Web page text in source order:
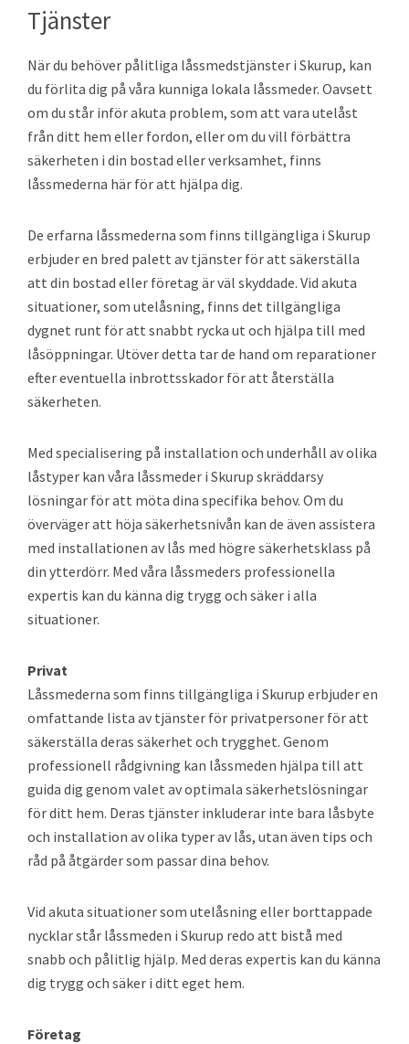
Tjänster
När du behöver pålitliga låssmedstjänster i Skurup, kan
du förlita dig på våra kunniga lokala låssmeder. Oavsett
om du står inför akuta problem, som att vara utelåst
från ditt hem eller fordon, eller om du vill förbättra
säkerheten i din bostad eller verksamhet, finns
låssmederna här för att hjälpa dig.
De erfarna låssmederna som finns tillgängliga i Skurup
erbjuder en bred palett av tjänster för att säkerställa
att din bostad eller företag är väl skyddade. Vid akuta
situationer, som utelåsning, finns det tillgängliga
dygnet runt för att snabbt rycka ut och hjälpa till med
låsöppningar. Utöver detta tar de hand om reparationer
efter eventuella inbrottsskador för att återställa
säkerheten.
Med specialisering på installation och underhåll av olika
låstyper kan våra låssmeder i Skurup skräddarsy
lösningar för att möta dina specifika behov. Om du
överväger att höja säkerhetsnivån kan de även assistera
med installationen av lås med högre säkerhetsklass på
din ytterdörr. Med våra låssmeders professionella
expertis kan du känna dig trygg och säker i alla
situationer.
Privat
Låssmederna som finns tillgängliga i Skurup erbjuder en
omfattande lista av tjänster för privatpersoner för att
säkerställa deras säkerhet och trygghet. Genom
professionell rådgivning kan låssmeden hjälpa till att
guida dig genom valet av optimala säkerhetslösningar
för ditt hem. Deras tjänster inkluderar inte bara låsbyte
och installation av olika typer av lås, utan även tips och
råd på åtgärder som passar dina behov.
Vid akuta situationer som utelåsning eller borttappade
nycklar står låssmeden i Skurup redo att bistå med
snabb och pålitlig hjälp. Med deras expertis kan du känna
dig trygg och säker i ditt eget hem.
Företag